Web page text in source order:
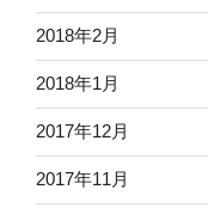
2018年2月
2018年1月
2017年12月
2017年11月